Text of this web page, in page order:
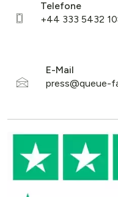
Telefone
E-Mail
Cookies & Privacy
categories individually.